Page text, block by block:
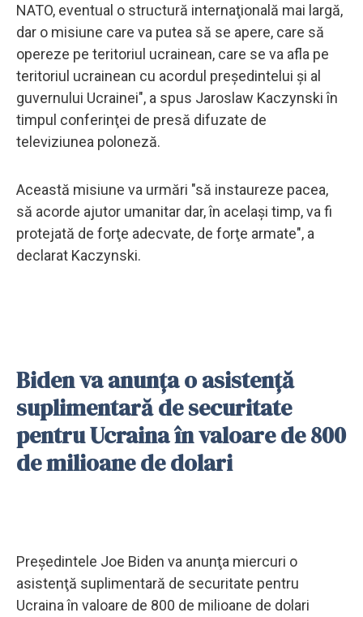
NATO, eventual o structură internaţională mai largă,
dar o misiune care va putea să se apere, care să
opereze pe teritoriul ucrainean, care se va afla pe
teritoriul ucrainean cu acordul preşedintelui şi al
guvernului Ucrainei", a spus Jaroslaw Kaczynski în
timpul conferinţei de presă difuzate de
televiziunea poloneză.
Această misiune va urmări "să instaureze pacea,
să acorde ajutor umanitar dar, în acelaşi timp, va fi
protejată de forţe adecvate, de forţe armate", a
declarat Kaczynski.
Biden va anunţa o asistenţă
suplimentară de securitate
pentru Ucraina în valoare de 800
de milioane de dolari
Preşedintele Joe Biden va anunţa miercuri o
asistenţă suplimentară de securitate pentru
Ucraina în valoare de 800 de milioane de dolari